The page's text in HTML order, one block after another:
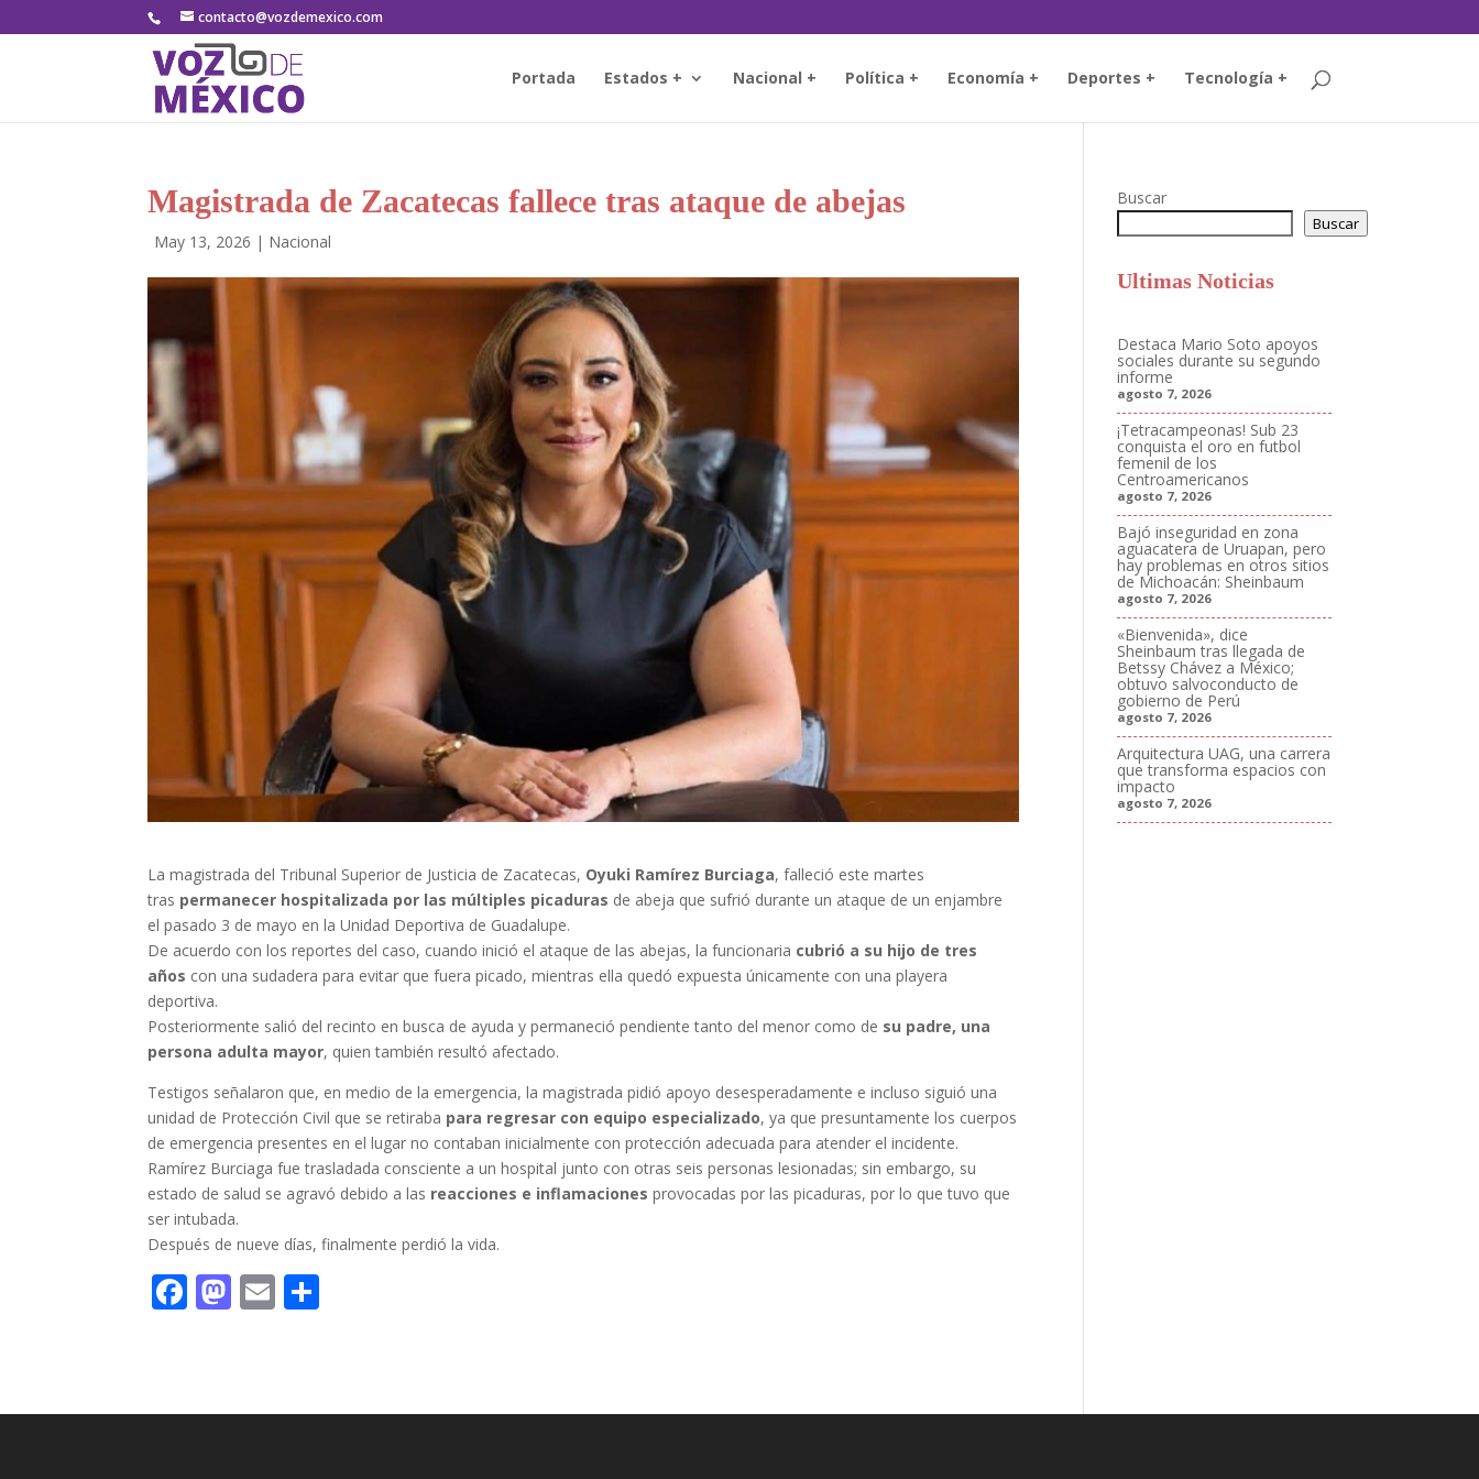
contacto@vozdemexico.com
Portada Estados + Nacional + Política + Economía + Deportes + Tecnología +
Magistrada de Zacatecas fallece tras ataque de abejas
May 13, 2026 | Nacional
La magistrada del Tribunal Superior de Justicia de Zacatecas, Oyuki Ramírez Burciaga, falleció este martes
tras permanecer hospitalizada por las múltiples picaduras de abeja que sufrió durante un ataque de un enjambre
el pasado 3 de mayo en la Unidad Deportiva de Guadalupe.
De acuerdo con los reportes del caso, cuando inició el ataque de las abejas, la funcionaria cubrió a su hijo de tres
años con una sudadera para evitar que fuera picado, mientras ella quedó expuesta únicamente con una playera
deportiva.
Posteriormente salió del recinto en busca de ayuda y permaneció pendiente tanto del menor como de su padre, una
persona adulta mayor, quien también resultó afectado.
Testigos señalaron que, en medio de la emergencia, la magistrada pidió apoyo desesperadamente e incluso siguió una
unidad de Protección Civil que se retiraba para regresar con equipo especializado, ya que presuntamente los cuerpos
de emergencia presentes en el lugar no contaban inicialmente con protección adecuada para atender el incidente.
Ramírez Burciaga fue trasladada consciente a un hospital junto con otras seis personas lesionadas; sin embargo, su
estado de salud se agravó debido a las reacciones e inflamaciones provocadas por las picaduras, por lo que tuvo que
ser intubada.
Después de nueve días, finalmente perdió la vida.
F M E
Buscar
Buscar
Ultimas Noticias
Destaca Mario Soto apoyos
sociales durante su segundo
informe
agosto 7, 2026
¡Tetracampeonas! Sub 23
conquista el oro en futbol
femenil de los
Centroamericanos
agosto 7, 2026
Bajó inseguridad en zona
aguacatera de Uruapan, pero
hay problemas en otros sitios
de Michoacán: Sheinbaum
agosto 7, 2026
«Bienvenida», dice
Sheinbaum tras llegada de
Betssy Chávez a México;
obtuvo salvoconducto de
gobierno de Perú
agosto 7, 2026
Arquitectura UAG, una carrera
que transforma espacios con
impacto
agosto 7, 2026